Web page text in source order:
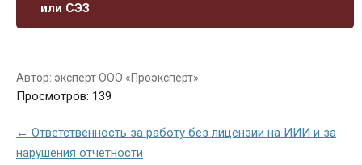
или СЭЗ
Автор: эксперт ООО «Проэксперт»
Просмотров: 139
← Ответственность за работу без лицензии на ИИИ и за
нарушения отчетности